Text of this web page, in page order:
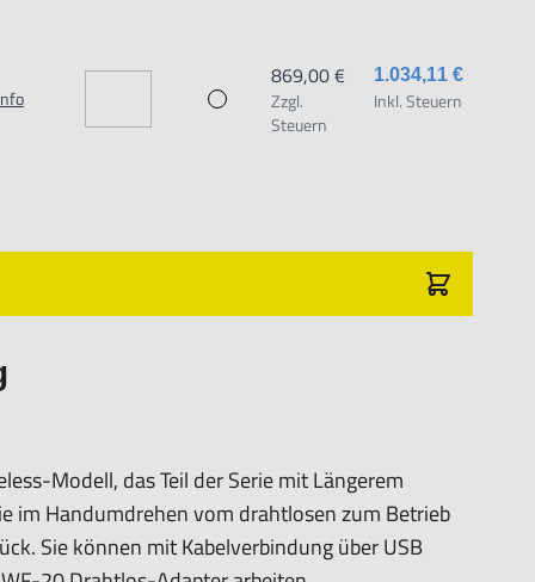
- Drahtlos
1.034,11 €
Inkl. Steuern
869,00 €
Zzgl.
Steuern
Modell, das Teil der Serie mit Längerem
im Handumdrehen vom drahtlosen zum Betrieb
Sie können mit Kabelverbindung über USB